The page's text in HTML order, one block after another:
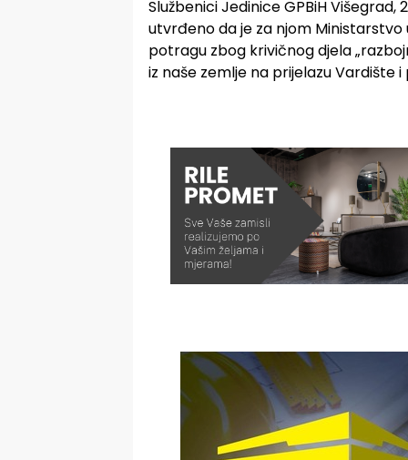
Službenici Jedinice GPBiH Višegrad,
utvrđeno da je za njom
potragu zbog krivičnog djela
iz naše zemlje na prijelazu Vardište